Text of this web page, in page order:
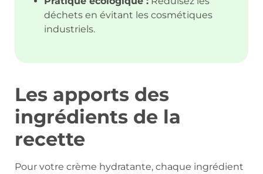
déchets en évitant les cosmétiques
industriels.
Les apports des
ingrédients de la
recette
Pour votre crème hydratante, chaque ingrédient